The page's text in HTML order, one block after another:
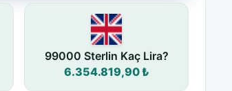
99000 Sterlin Kaç Lira?
6.354.819,90 ₺